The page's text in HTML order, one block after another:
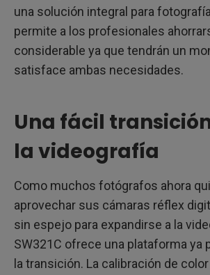
una solución integral para
permite a los profesionales
considerable ya que tendrán un
satisface ambas necesidades.
Una fácil
la videografía
Como muchos fotógrafos ahora
aprovechar sus cámaras réflex
sin espejo para expandirse a la
SW321C ofrece una plataforma ya
la transición. La calibración de